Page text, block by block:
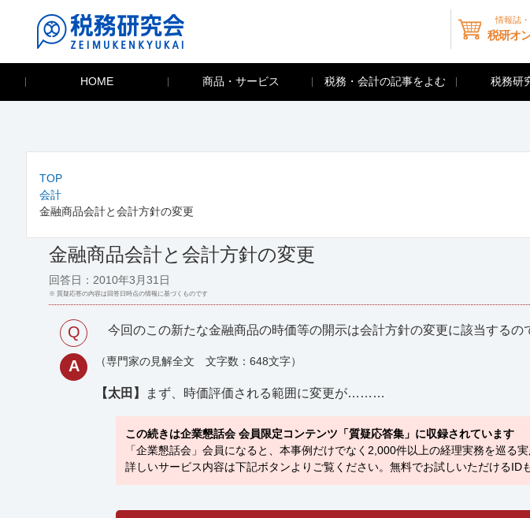
情報誌
税研オ
HOME 商品・サービス 税務・会計の記事をよむ 税務研
TOP
会計
金融商品会計と会計方針の変更
金融商品会計と会計方針の変更
回答日：2010年3月31日
※ 質疑応答の内容は回答日時点の情報に基づくものです
Q 今回のこの新たな金融商品の時価等の開示は会計方針の変更に該当するの
A （専門家の見解全文 文字数：648文字）
【太田】 まず、時価評価される範囲に変更が………
この続きは企業懇話会 会員限定コンテンツ「質疑応答集」に収録されています
「企業懇話会」会員になると、本事例だけでなく2,000件以上の経理実務を巡る
詳しいサービス内容は下記ボタンよりご覧ください。無料でお試しいただけるID